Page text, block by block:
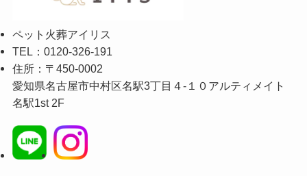
ペット火葬アイリス
TEL：0120-326-191
住所：〒450-0002
愛知県名古屋市中村区名駅3丁目４-１０アルティメイト
名駅1st 2F